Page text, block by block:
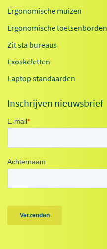
Ergonomische muizen
Ergonomische toetsenborden
Zit sta bureaus
Exoskeletten
Laptop standaarden
Inschrijven nieuwsbrief